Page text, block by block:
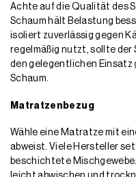
Achte auf die Qualität des
Schaum hält Belastung
isoliert zuverlässig gegen
regelmäßig nutzt, sollte der
den gelegentlichen
Schaum.
Matratzenbezug
Wähle eine Matratze mit
abweist. Viele Hersteller
beschichtete